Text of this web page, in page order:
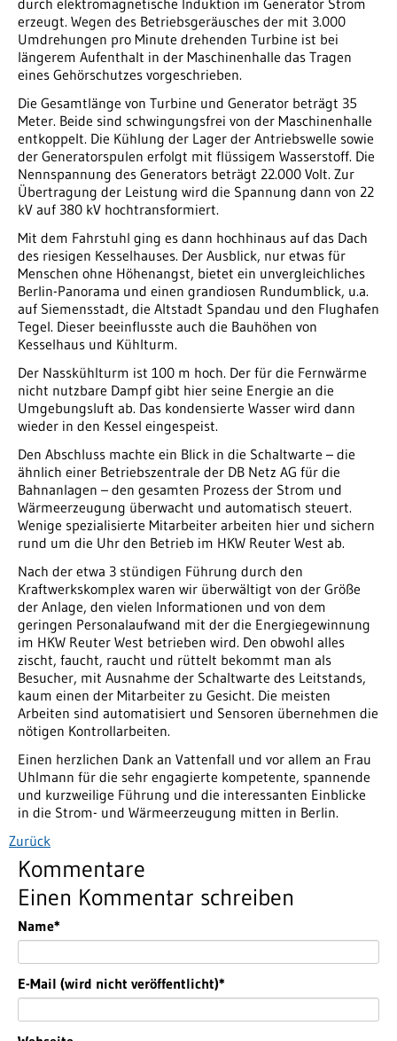
erzeugt. Wegen des Betriebsgeräusches der mit 3.000
Umdrehungen pro Minute drehenden Turbine ist bei
längerem Aufenthalt in der Maschinenhalle das Tragen
eines Gehörschutzes vorgeschrieben.
Die Gesamtlänge von Turbine und Generator beträgt 35
Meter. Beide sind schwingungsfrei von der Maschinenhalle
entkoppelt. Die Kühlung der Lager der Antriebswelle sowie
der Generatorspulen erfolgt mit flüssigem Wasserstoff. Die
Nennspannung des Generators beträgt 22.000 Volt. Zur
Übertragung der Leistung wird die Spannung dann von 22
kV auf 380 kV hochtransformiert.
Mit dem Fahrstuhl ging es dann hochhinaus auf das Dach
des riesigen Kesselhauses. Der Ausblick, nur etwas für
Menschen ohne Höhenangst, bietet ein unvergleichliches
Berlin-Panorama und einen grandiosen Rundumblick, u.a.
auf Siemensstadt, die Altstadt Spandau und den Flughafen
Tegel. Dieser beeinflusste auch die Bauhöhen von
Kesselhaus und Kühlturm.
Der Nasskühlturm ist 100 m hoch. Der für die Fernwärme
nicht nutzbare Dampf gibt hier seine Energie an die
Umgebungsluft ab. Das kondensierte Wasser wird dann
wieder in den Kessel eingespeist.
Den Abschluss machte ein Blick in die Schaltwarte – die
ähnlich einer Betriebszentrale der DB Netz AG für die
Bahnanlagen – den gesamten Prozess der Strom und
Wärmeerzeugung überwacht und automatisch steuert.
Wenige spezialisierte Mitarbeiter arbeiten hier und sichern
rund um die Uhr den Betrieb im HKW Reuter West ab.
Nach der etwa 3 stündigen Führung durch den
Kraftwerkskomplex waren wir überwältigt von der Größe
der Anlage, den vielen Informationen und von dem
geringen Personalaufwand mit der die Energiegewinnung
im HKW Reuter West betrieben wird. Den obwohl alles
zischt, faucht, raucht und rüttelt bekommt man als
Besucher, mit Ausnahme der Schaltwarte des Leitstands,
kaum einen der Mitarbeiter zu Gesicht. Die meisten
Arbeiten sind automatisiert und Sensoren übernehmen die
nötigen Kontrollarbeiten.
Einen herzlichen Dank an Vattenfall und vor allem an Frau
Uhlmann für die sehr engagierte kompetente, spannende
und kurzweilige Führung und die interessanten Einblicke
in die Strom- und Wärmeerzeugung mitten in Berlin.
Zurück
Kommentare
Einen Kommentar schreiben
Pflichtfeld
Name*
Pflichtfeld
E-Mail (wird nicht veröffentlicht)*